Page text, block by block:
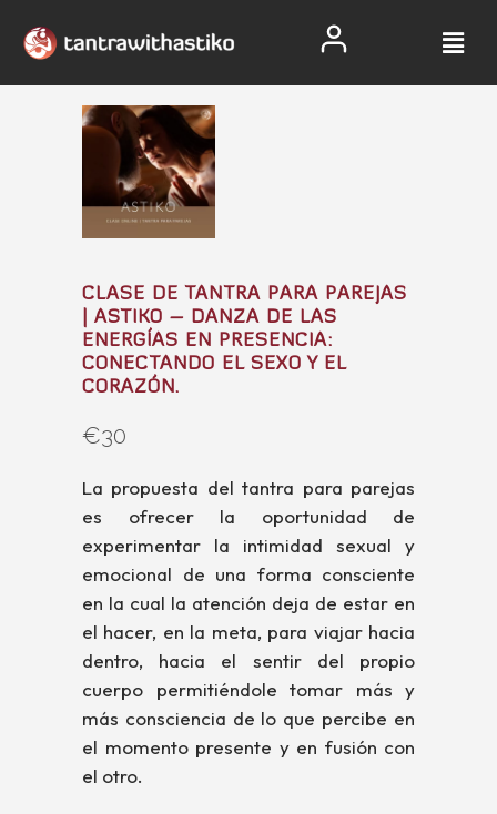
CLASE DE TANTRA PARA PAREJAS
| ASTIKO – DANZA DE LAS
ENERGÍAS EN PRESENCIA:
CONECTANDO EL SEXO Y EL
CORAZÓN.
€30
La propuesta del tantra para parejas
es ofrecer la oportunidad de
experimentar la intimidad sexual y
emocional de una forma consciente
en la cual la atención deja de estar en
el hacer, en la meta, para viajar hacia
dentro, hacia el sentir del propio
cuerpo permitiéndole tomar más y
más consciencia de lo que percibe en
el momento presente y en fusión con
el otro.